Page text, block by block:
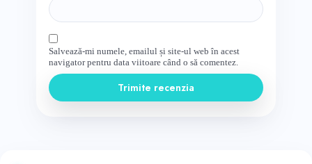
Salvează-mi numele, emailul și site-ul web în acest
navigator pentru data viitoare când o să comentez.
Trimite recenzia